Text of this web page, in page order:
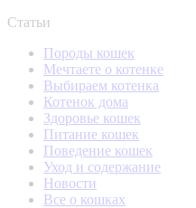
Статьи
Породы кошек
Мечтаете о котенке
Выбираем котенка
Котенок дома
Здоровье кошек
Питание кошек
Поведение кошек
Уход и содержание
Новости
Все о кошках